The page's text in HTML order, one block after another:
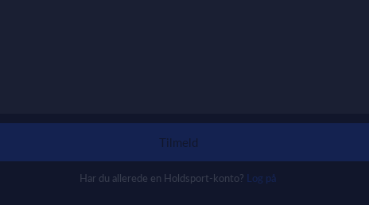
Tilmeld
Har du allerede en Holdsport-konto? Log på